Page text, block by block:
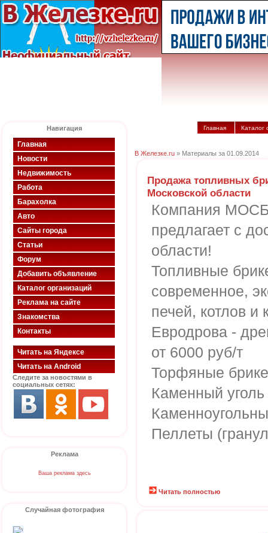
Навигация
Главная
Новости
Недвижимость
Работа
Барахолка
Авто
Сайты города
Статьи
Форум
Добавить объявление
Каталог организаций
Реклама на сайте
Знакомства
Контакты
Читать на Яндексе
Читать на Android
Следите за новостями в
социальных сетях:
Реклама
Ваша реклама здесь
Случайная фотография
Главная Каталог
В Железке.ru » Материалы за 01.09.2014
Продажа топливных
Московской области
Компания
предлагает с
области!
Топливные
современное,
печей, котлов и
Евродрова -
от 6000 руб/т
Торфяные
Каменный
Пеллеты
Читать полностью